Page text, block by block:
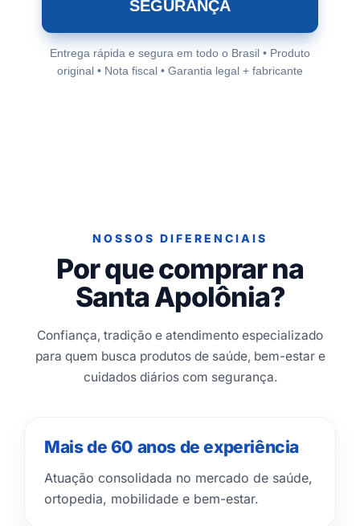
SEGURANÇA
Entrega rápida e segura em todo o Brasil • Produto
original • Nota fiscal • Garantia legal + fabricante
NOSSOS DIFERENCIAIS
Por que comprar na
Santa Apolônia?
Confiança, tradição e atendimento especializado
para quem busca produtos de saúde, bem-estar e
cuidados diários com segurança.
Mais de 60 anos de experiência
Atuação consolidada no mercado de saúde,
ortopedia, mobilidade e bem-estar.